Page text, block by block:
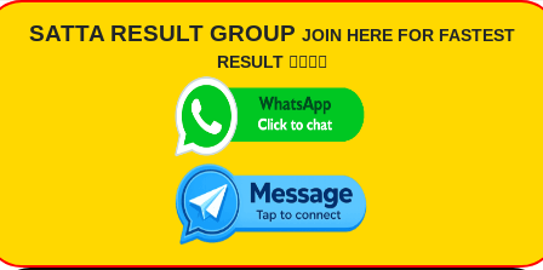
SATTA RESULT GROUP JOIN HERE FOR FASTEST
RESULT 👇🏾👇🏾